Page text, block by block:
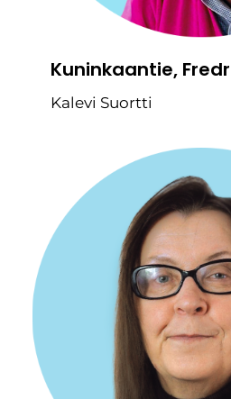
Kuninkaantie,
Kalevi Suortti